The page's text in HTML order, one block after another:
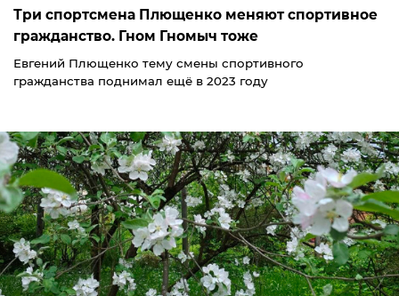
Три спортсмена Плющенко меняют спортивное
гражданство. Гном Гномыч тоже
Евгений Плющенко тему смены спортивного
гражданства поднимал ещё в 2023 году